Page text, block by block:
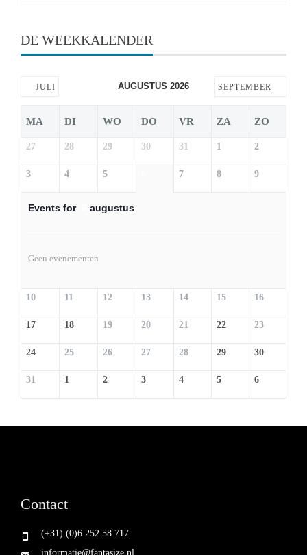
DE WEEKKALENDER
JULI AUGUSTUS 2026 SEPTEMBER
MA DI WO DO VR ZA ZO
27 28 29 30 31 1 2
3 4 5 7 8 9
Events for augustus
Geen evenementen
10 11 12 13 14 15 16
17 18 19 20 21 22 23
24 25 26 27 28 29 30
31 1 2 3 4 5 6
Contact
(+31) (0)6 252 58 717
informatie@fantasize.nl